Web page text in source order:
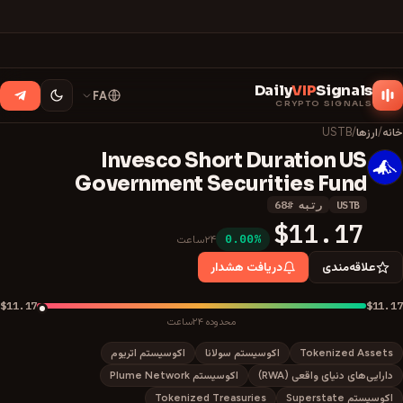
DailyVIPSignals
CRYPTO SIGNALS
FA
خانه/ارزها/
USTB
U
Invesco Short Duration US
Government Securities Fund
USTB رتبه #
68
$11.17
0.00% ۲۴ساعت
علاقه‌مندی دریافت هشدار
$11.17 $11.17
محدوده ۲۴ساعت
Tokenized Assets اکوسیستم سولانا
اکوسیستم اتریوم
دارایی‌های دنیای واقعی (RWA)
اکوسیستم Plume Network
اکوسیستم Superstate
Tokenized Treasuries